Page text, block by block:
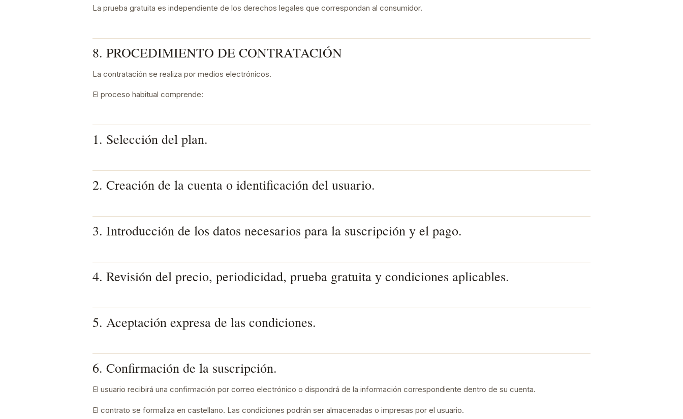
La prueba gratuita es independiente de los derechos legales que correspondan al consumidor.
8. PROCEDIMIENTO DE CONTRATACIÓN
La contratación se realiza por medios electrónicos.
El proceso habitual comprende:
1. Selección del plan.
2. Creación de la cuenta o identificación del usuario.
3. Introducción de los datos necesarios para la suscripción y el pago.
4. Revisión del precio, periodicidad, prueba gratuita y condiciones aplicables.
5. Aceptación expresa de las condiciones.
6. Confirmación de la suscripción.
El usuario recibirá una confirmación por correo electrónico o dispondrá de la información correspondiente dentro de su cuenta.
El contrato se formaliza en castellano. Las condiciones podrán ser almacenadas o impresas por el usuario.